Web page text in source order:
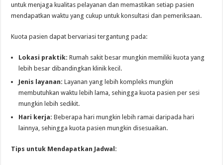
untuk menjaga kualitas pelayanan dan memastikan setiap pasien
mendapatkan waktu yang cukup untuk konsultasi dan pemeriksaan.
Kuota pasien dapat bervariasi tergantung pada:
Lokasi praktik: Rumah sakit besar mungkin memiliki kuota yang
lebih besar dibandingkan klinik kecil.
Jenis layanan: Layanan yang lebih kompleks mungkin
membutuhkan waktu lebih lama, sehingga kuota pasien per sesi
mungkin lebih sedikit.
Hari kerja: Beberapa hari mungkin lebih ramai daripada hari
lainnya, sehingga kuota pasien mungkin disesuaikan.
Tips untuk Mendapatkan Jadwal: